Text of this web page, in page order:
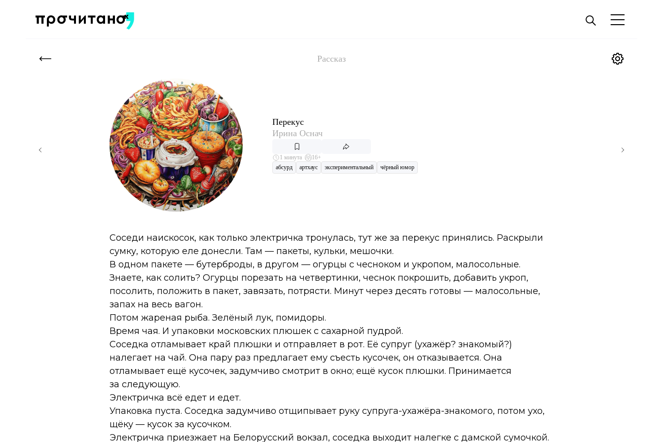
Рассказ
Перекус
Ирина Оснач
1 минута
16+
абсурд
артхаус экспериментальный чёрный юмор
Соседи наискосок, как только электричка тронулась, тут же за перекус принялись. Раскрыли
сумку, которую еле донесли. Там — пакеты, кульки, мешочки.
В одном пакете — бутерброды, в другом — огурцы с чесноком и укропом, малосольные.
Знаете, как солить? Огурцы порезать на четвертинки, чеснок покрошить, добавить укроп,
посолить, положить в пакет, завязать, потрясти. Минут через десять готовы — малосольные,
запах на весь вагон.
Потом жареная рыба. Зелёный лук, помидоры.
Время чая. И упаковки московских плюшек с сахарной пудрой.
Соседка отламывает край плюшки и отправляет в рот. Её супруг (ухажёр? знакомый?)
налегает на чай. Она пару раз предлагает ему съесть кусочек, он отказывается. Она
отламывает ещё кусочек, задумчиво смотрит в окно; ещё кусок плюшки. Принимается
за следующую.
Электричка всё едет и едет.
Упаковка пуста. Соседка задумчиво отщипывает руку супруга-ухажёра-знакомого, потом ухо,
щёку — кусок за кусочком.
Электричка приезжает на Белорусский вокзал, соседка выходит налегке с дамской сумочкой.